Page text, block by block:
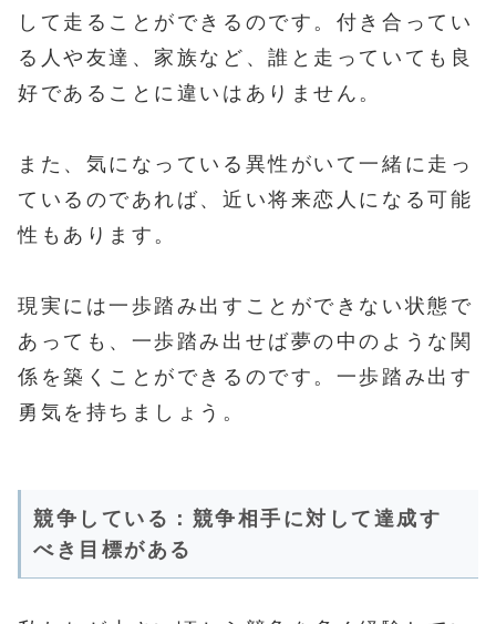
して走ることができるのです。付き合ってい
る人や友達、家族など、誰と走っていても良
好であることに違いはありません。
また、気になっている異性がいて一緒に走っ
ているのであれば、近い将来恋人になる可能
性もあります。
現実には一歩踏み出すことができない状態で
あっても、一歩踏み出せば夢の中のような関
係を築くことができるのです。一歩踏み出す
勇気を持ちましょう。
競争している：競争相手に対して達成す
べき目標がある